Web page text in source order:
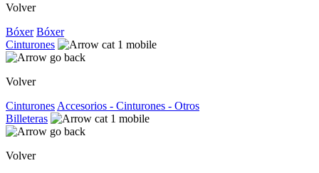
Volver
Bóxer Bóxer
Cinturones
Volver
Cinturones Accesorios - Cinturones - Otros
Billeteras
Volver